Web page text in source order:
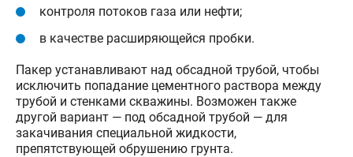
контроля потоков газа или нефти;
в качестве расширяющейся пробки.
Пакер устанавливают над обсадной трубой, чтобы
исключить попадание цементного раствора между
трубой и стенками скважины. Возможен также
другой вариант — под обсадной трубой — для
закачивания специальной жидкости,
препятствующей обрушению грунта.